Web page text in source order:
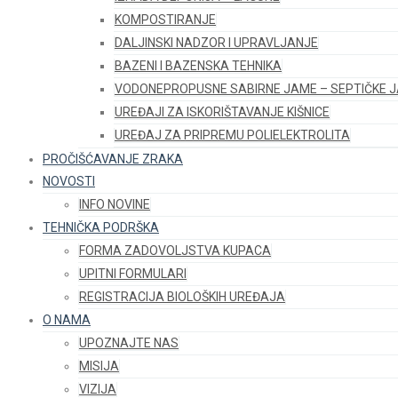
KOMPOSTIRANJE
DALJINSKI NADZOR I UPRAVLJANJE
BAZENI I BAZENSKA TEHNIKA
VODONEPROPUSNE SABIRNE JAME – SEPTIČKE
UREĐAJI ZA ISKORIŠTAVANJE KIŠNICE
UREĐAJ ZA PRIPREMU POLIELEKTROLITA
PROČIŠĆAVANJE ZRAKA
NOVOSTI
INFO NOVINE
TEHNIČKA PODRŠKA
FORMA ZADOVOLJSTVA KUPACA
UPITNI FORMULARI
REGISTRACIJA BIOLOŠKIH UREĐAJA
O NAMA
UPOZNAJTE NAS
MISIJA
VIZIJA